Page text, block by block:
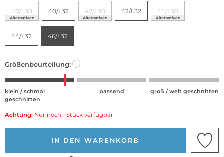
40/L30
Alternativen
40/L32 42/L30
Alternativen
42/L32 44/L30
Alternativen
44/L32 46/L32
Größenbeurteilung: ?
klein / schmal
geschnitten
passend groß / weit geschnitten
Achtung: Nur noch 1 Stück verfügbar!
IN DEN WARENKORB